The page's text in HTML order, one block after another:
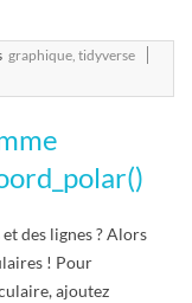
graphique tidyverse
des lignes ? Alors
! Pour
ajoutez